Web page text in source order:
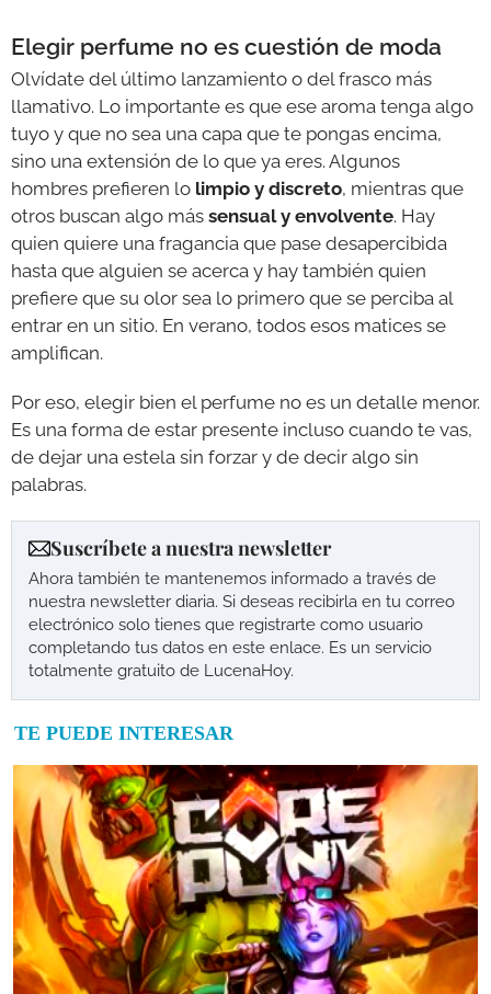
Elegir perfume no es cuestión de moda
Olvídate del último lanzamiento o del frasco más
llamativo. Lo importante es que ese aroma tenga algo
tuyo y que no sea una capa que te pongas encima,
sino una extensión de lo que ya eres. Algunos
hombres prefieren lo limpio y discreto, mientras que
otros buscan algo más sensual y envolvente. Hay
quien quiere una fragancia que pase desapercibida
hasta que alguien se acerca y hay también quien
prefiere que su olor sea lo primero que se perciba al
entrar en un sitio. En verano, todos esos matices se
amplifican.
Por eso, elegir bien el perfume no es un detalle menor.
Es una forma de estar presente incluso cuando te vas,
de dejar una estela sin forzar y de decir algo sin
palabras.
Suscríbete a nuestra newsletter
Ahora también te mantenemos informado a través de
nuestra newsletter diaria. Si deseas recibirla en tu correo
electrónico solo tienes que registrarte como usuario
completando tus datos en este enlace. Es un servicio
totalmente gratuito de LucenaHoy.
TE PUEDE INTERESAR